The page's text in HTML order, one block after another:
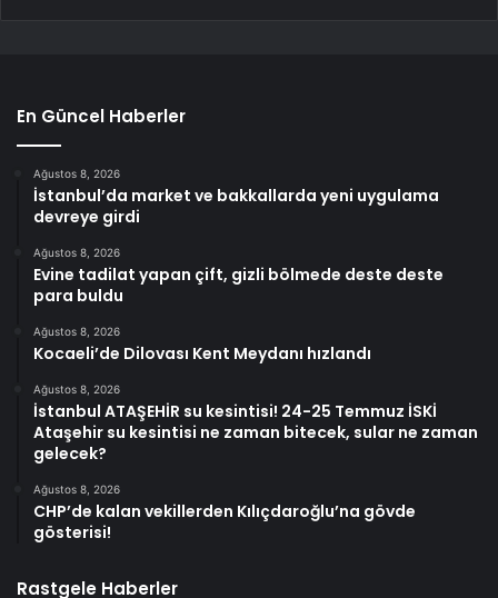
En Güncel Haberler
Ağustos 8, 2026
İstanbul’da market ve bakkallarda yeni uygulama
devreye girdi
Ağustos 8, 2026
Evine tadilat yapan çift, gizli bölmede deste deste
para buldu
Ağustos 8, 2026
Kocaeli’de Dilovası Kent Meydanı hızlandı
Ağustos 8, 2026
İstanbul ATAŞEHİR su kesintisi! 24-25 Temmuz İSKİ
Ataşehir su kesintisi ne zaman bitecek, sular ne zaman
gelecek?
Ağustos 8, 2026
CHP’de kalan vekillerden Kılıçdaroğlu’na gövde
gösterisi!
Rastgele Haberler